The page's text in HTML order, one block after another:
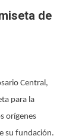
de
Central,
para la
orígenes
su fundación.